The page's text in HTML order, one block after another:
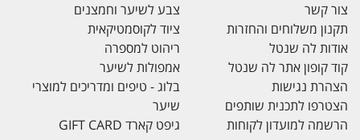
צור קשר
תקנון משלוחים והחזרות
אודות לה שנטל
קוד קופון אתר לה שנטל
הצהרת נגישות
הצטרפו לתכנית שותפים
הרשמה למועדון לקוחות
צבע לשיער וחמצנים
ציוד לקוסמטיקאית
ריהוט למספרה
אמפולות לשיער
בלוג - טיפים ומדריכים למוצרי
שיער
גיפט קארד GIFT CARD